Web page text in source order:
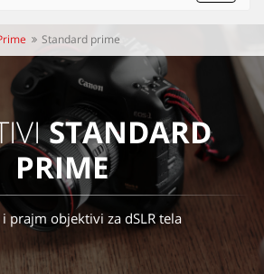
Standard prime
STANDARD
PRIME
prajm objektivi za dSLR tela